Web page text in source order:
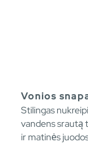
Vonios
Stilingas
vandens srautą
ir matinės